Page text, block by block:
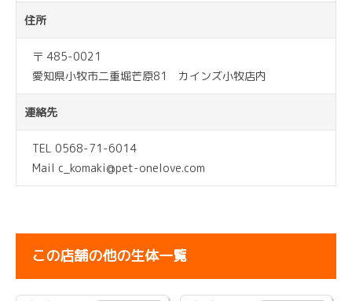
住所
〒 485-0021
愛知県小牧市二重堀芒原81 カインズ小牧店内
連絡先
TEL 0568-71-6014
Mail c_komaki@pet-onelove.com
この店舗の他の生体一覧